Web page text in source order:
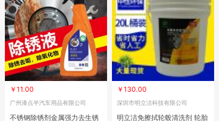
￥11.00
广州漆点半汽车用品有限公司
不锈钢除锈剂金属强力去生锈
￥130.00
深圳市明立洁科技有限公司
明立洁免擦拭轮毂清洗剂 轮胎